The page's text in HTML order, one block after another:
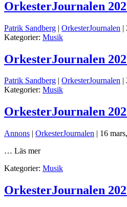
OrkesterJournalen
Patrik Sandberg | OrkesterJournalen |
Kategorier: Musik
OrkesterJournalen
Patrik Sandberg OrkesterJournalen
Kategorier: Musik
OrkesterJournalen
Annons | OrkesterJournalen | 16
… Läs mer
Kategorier: Musik
OrkesterJournalen